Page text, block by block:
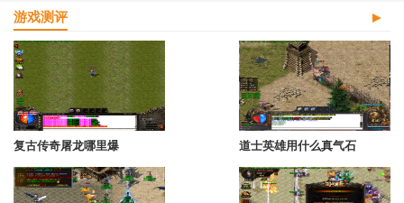
游戏测评
复古传奇屠龙哪里爆 道士英雄用什么真气石